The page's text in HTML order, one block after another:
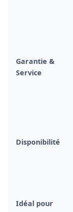
Garantie &
Service
Disponibilité
Idéal pour